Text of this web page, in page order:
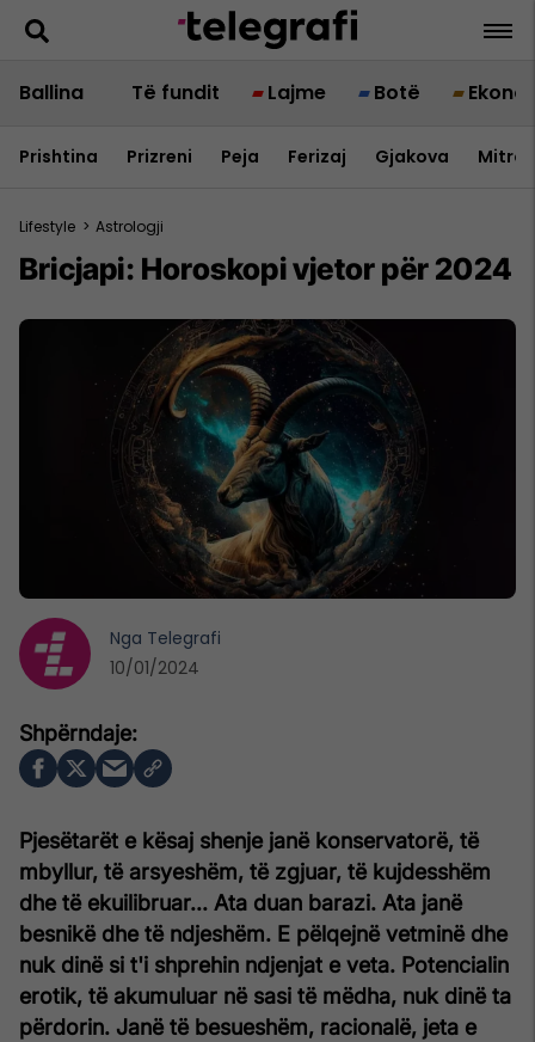
Ballina Të fundit Lajme Botë
Prishtina Prizreni Peja Ferizaj Gjakova
Lifestyle > Astrologji
Bricjapi: Horoskopi vjetor për 2024
Pjesëtarët e kësaj shenje janë konservatorë, të
mbyllur, të arsyeshëm, të zgjuar, të kujdesshëm
dhe të ekuilibruar... Ata duan barazi. Ata janë
besnikë dhe të ndjeshëm. E pëlqejnë vetminë dhe
nuk dinë si t'i shprehin ndjenjat e veta. Potencialin
erotik, të akumuluar në sasi të mëdha, nuk dinë ta
përdorin. Janë të besueshëm, racionalë, jeta e
Nga Telegrafi
10/01/2024